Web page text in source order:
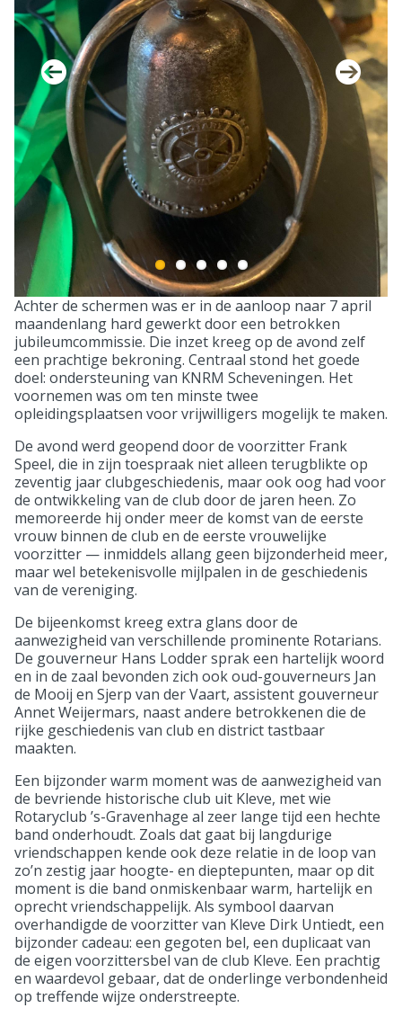
Achter de schermen was er in de aanloop naar 7 april
maandenlang hard gewerkt door een betrokken
jubileumcommissie. Die inzet kreeg op de avond zelf
een prachtige bekroning. Centraal stond het goede
doel: ondersteuning van KNRM Scheveningen. Het
voornemen was om ten minste twee
opleidingsplaatsen voor vrijwilligers mogelijk te maken.
De avond werd geopend door de voorzitter Frank
Speel, die in zijn toespraak niet alleen terugblikte op
zeventig jaar clubgeschiedenis, maar ook oog had voor
de ontwikkeling van de club door de jaren heen. Zo
memoreerde hij onder meer de komst van de eerste
vrouw binnen de club en de eerste vrouwelijke
voorzitter — inmiddels allang geen bijzonderheid meer,
maar wel betekenisvolle mijlpalen in de geschiedenis
van de vereniging.
De bijeenkomst kreeg extra glans door de
aanwezigheid van verschillende prominente Rotarians.
De gouverneur Hans Lodder sprak een hartelijk woord
en in de zaal bevonden zich ook oud-gouverneurs Jan
de Mooij en Sjerp van der Vaart, assistent gouverneur
Annet Weijermars, naast andere betrokkenen die de
rijke geschiedenis van club en district tastbaar
maakten.
Een bijzonder warm moment was de aanwezigheid van
de bevriende historische club uit Kleve, met wie
Rotaryclub ’s-Gravenhage al zeer lange tijd een hechte
band onderhoudt. Zoals dat gaat bij langdurige
vriendschappen kende ook deze relatie in de loop van
zo’n zestig jaar hoogte- en dieptepunten, maar op dit
moment is die band onmiskenbaar warm, hartelijk en
oprecht vriendschappelijk. Als symbool daarvan
overhandigde de voorzitter van Kleve Dirk Untiedt, een
bijzonder cadeau: een gegoten bel, een duplicaat van
de eigen voorzittersbel van de club Kleve. Een prachtig
en waardevol gebaar, dat de onderlinge verbondenheid
op treffende wijze onderstreepte.